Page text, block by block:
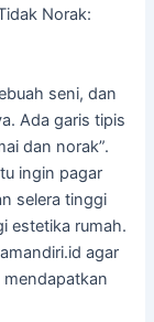
Norak:
seni, dan
Ada garis tipis
dan norak”.
ingin pagar
selera tinggi
estetika rumah.
agar